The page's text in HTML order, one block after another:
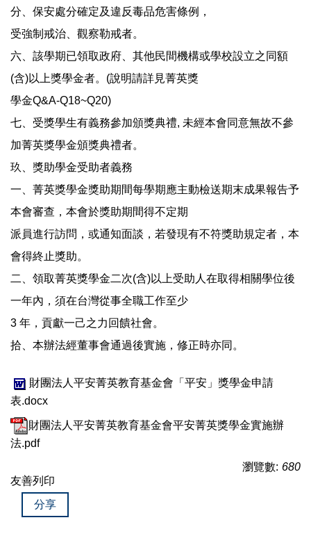
分、保安處分確定及違反毒品危害條例，
受強制戒治、觀察勒戒者。
六、該學期已領取政府、其他民間機構或學校設立之同額
(含)以上獎學金者。(說明請詳見菁英獎
學金Q&A-Q18~Q20)
七、受獎學生有義務參加頒獎典禮, 未經本會同意無故不參
加菁英獎學金頒獎典禮者。
玖、獎助學金受助者義務
一、菁英獎學金獎助期間每學期應主動檢送期末成果報告予
本會審查，本會於獎助期間得不定期
派員進行訪問，或通知面談，若發現有不符獎助規定者，本
會得終止獎助。
二、領取菁英獎學金二次(含)以上受助人在取得相關學位後
一年內，須在台灣從事全職工作至少
3 年，貢獻一己之力回饋社會。
拾、本辦法經董事會通過後實施，修正時亦同。
財團法人平安菁英教育基金會「平安」獎學金申請
表.docx
財團法人平安菁英教育基金會平安菁英獎學金實施辦
法.pdf
瀏覽數: 680
友善列印
分享